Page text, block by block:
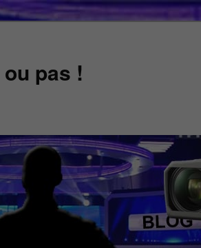
pas !